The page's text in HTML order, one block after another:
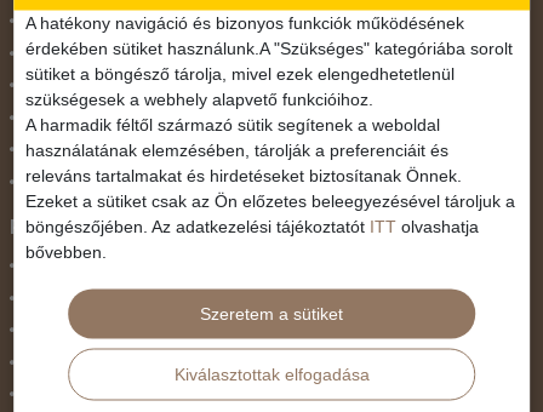
November 1.
Október 23.
Pünkösdi utazás
Szilveszter
Tavaszi szünet
Valentin nap
Programtípus
Belépőjegy
Egyéni út
Egzotikus út
Fesztiválok
A hatékony navigáció és bizonyos funkciók működésének
érdekében sütiket használunk.A "Szükséges" kategóriába sorolt
sütiket a böngésző tárolja, mivel ezek elengedhetetlenül
szükségesek a webhely alapvető funkcióihoz.
A harmadik féltől származó sütik segítenek a weboldal
használatának elemzésében, tárolják a preferenciáit és
releváns tartalmakat és hirdetéseket biztosítanak Önnek.
Ezeket a sütiket csak az Ön előzetes beleegyezésével tároljuk a
böngészőjében. Az adatkezelési tájékoztatót ITT olvashatja
bővebben.
Szeretem a sütiket
Kiválasztottak elfogadása